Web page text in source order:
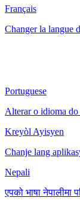
Français
Changer la langue
Portuguese
Alterar o idioma
Kreyòl Ayisyen
Chanje lang
Nepali
एपको भाषा नेपालीमा